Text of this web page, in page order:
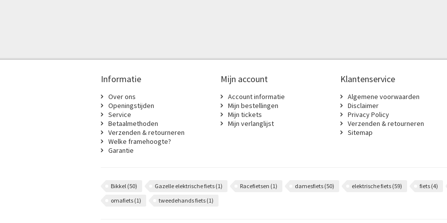
Informatie
Over ons
Openingstijden
Service
Betaalmethoden
Verzenden & retourneren
Welke framehoogte?
Garantie
Mijn account
Account informatie
Mijn bestellingen
Mijn tickets
Mijn verlanglijst
Klantenservice
Algemene voorwaarden
Disclaimer
Privacy Policy
Verzenden & retourneren
Sitemap
Bikkel (50) Gazelle elektrische fiets (1) Racefietsen (1) damesfiets (50) elektrische fiets (59) fiets (4)
omafiets (1) tweedehands fiets (1)